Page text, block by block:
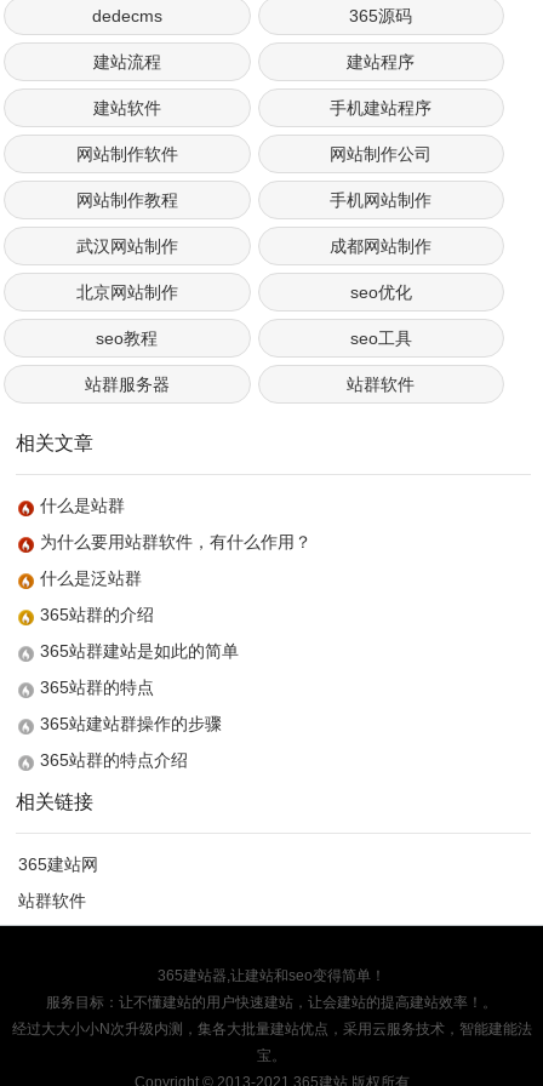
dedecms 365源码
建站流程 建站程序
建站软件 手机建站程序
网站制作软件 网站制作公司
网站制作教程 手机网站制作
武汉网站制作 成都网站制作
北京网站制作 seo优化
seo教程 seo工具
站群服务器 站群软件
相关文章
什么是站群
为什么要用站群软件，有什么作用？
什么是泛站群
365站群的介绍
365站群建站是如此的简单
365站群的特点
365站建站群操作的步骤
365站群的特点介绍
相关链接
365建站网
站群软件
365建站器,让建站和seo变得简单！
服务目标：让不懂建站的用户快速建站，让会建站的提高建站效率！。
经过大大小小N次升级内测，集各大批量建站优点，采用云服务技术，智能建能法
宝。
Copyright © 2013-2021 365建站 版权所有